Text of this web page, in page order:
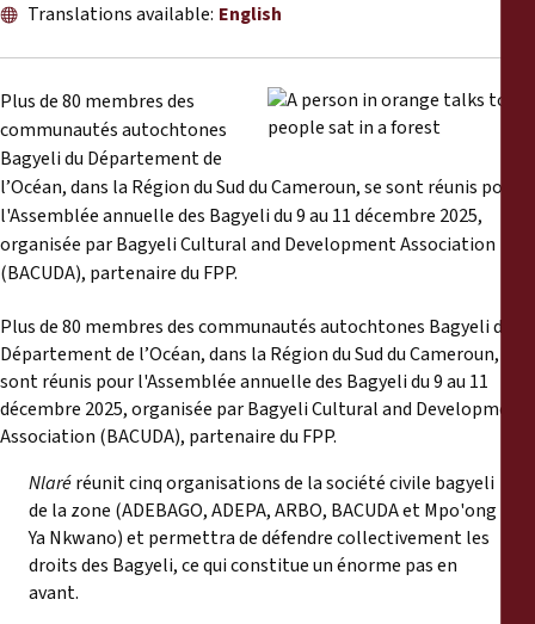
Support Us
News
Reports
Press Releases
Training Materials
Briefing Papers
Legal Submissions
Annual Reports
Translations available: English
Plus de 80 membres des
communautés autochtones
Bagyeli du Département de
l’Océan, dans la Région du Sud du Cameroun, se sont réunis pour
l'Assemblée annuelle des Bagyeli du 9 au 11 décembre 2025,
organisée par Bagyeli Cultural and Development Association
(BACUDA), partenaire du FPP.
Plus de 80 membres des communautés autochtones Bagyeli du
Département de l’Océan, dans la Région du Sud du Cameroun, se
sont réunis pour l'Assemblée annuelle des Bagyeli du 9 au 11
décembre 2025, organisée par Bagyeli Cultural and Development
Association (BACUDA), partenaire du FPP.
Nlaréréunit cinq organisations de la société civile bagyeli
de la zone (ADEBAGO, ADEPA, ARBO, BACUDA et Mpo'ong
Ya Nkwano) et permettra de défendre collectivement les
droits des Bagyeli, ce qui constitue un énorme pas en
avant.